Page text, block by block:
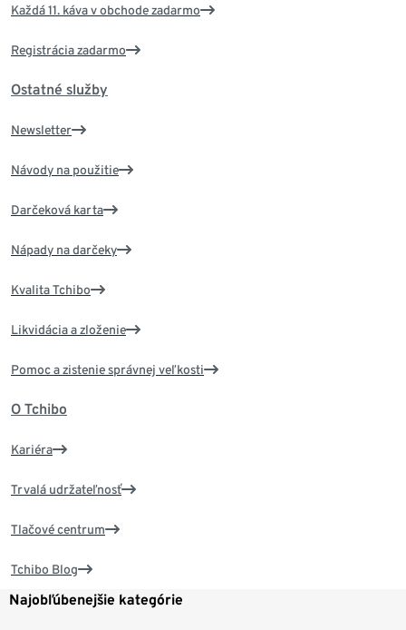
Každá 11. káva v obchode zadarmo
Registrácia zadarmo
Ostatné služby
Newsletter
Návody na použitie
Darčeková karta
Nápady na darčeky
Kvalita Tchibo
Likvidácia a zloženie
Pomoc a zistenie správnej veľkosti
O Tchibo
Kariéra
Trvalá udržateľnosť
Tlačové centrum
Tchibo Blog
Najobľúbenejšie kategórie